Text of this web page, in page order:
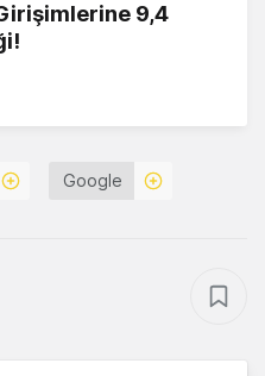
9,4
Google